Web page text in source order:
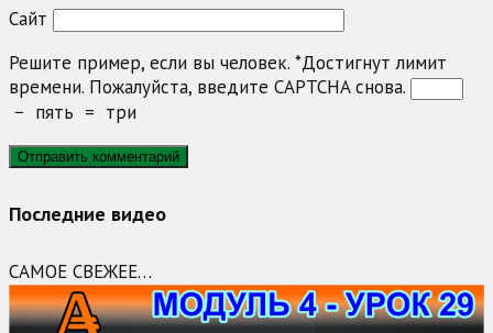
Сайт
Решите пример, если вы человек. *Достигнут лимит
времени. Пожалуйста, введите CAPTCHA снова.
− пять = три
Последние видео
САМОЕ СВЕЖЕЕ…